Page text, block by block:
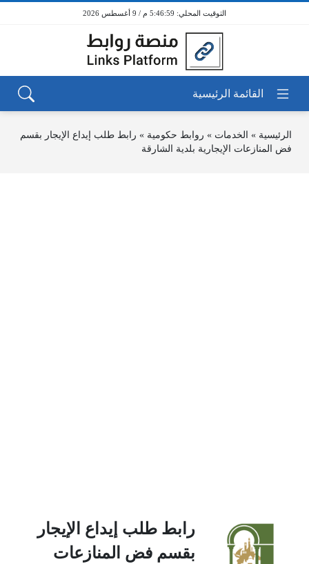
5:46:59 م / 9 أغسطس 2026
الرئيسية » الخدمات » روابط حكومية » رابط طلب إيداع الإيجار بقسم
فض المنازعات الإيجارية بلدية الشارقة
رابط طلب إيداع الإيجار
بقسم فض المنازعات